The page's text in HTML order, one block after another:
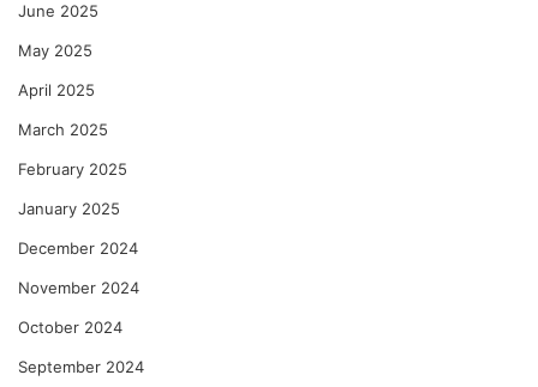
June 2025
May 2025
April 2025
March 2025
February 2025
January 2025
December 2024
November 2024
October 2024
September 2024